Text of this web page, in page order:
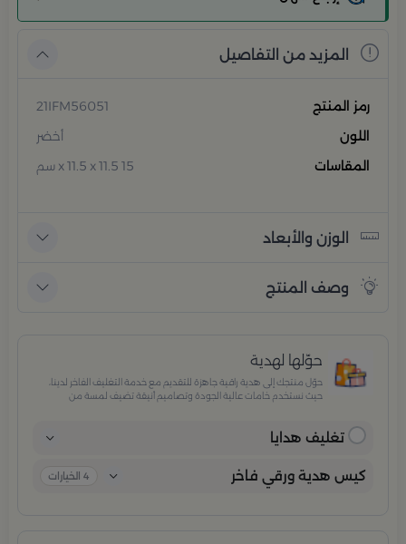
المزيد من التفاصيل
رمز المنتج
21IFM56051
اللون
أخضر
المقاسات
15 x 11.5 x 11.5 سم
الوزن والأبعاد
وصف المنتج
حوّلها لهدية
حوّل منتجك إلى هدية راقية جاهزة للتقديم مع خدمة التغليف الفاخر لدينا،
حيث نستخدم خامات عالية الجودة وتصاميم أنيقة تضيف لمسة من
تغليف هدايا
كيس هدية ورقي فاخر 4 الخيارات